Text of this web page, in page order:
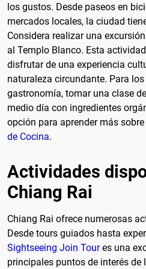
los gustos. Desde paseos en
mercados locales, la ciudad
Considera realizar una
al Templo Blanco. Esta
disfrutar de una experiencia
naturaleza circundante. Para
gastronomía, tomar una clase
medio día con ingredientes
opción para aprender más
de Cocina.
Actividades
Chiang Rai
Chiang Rai ofrece numerosas
Desde tours guiados hasta
Sightseeing Join Toures una
principales puntos de interés